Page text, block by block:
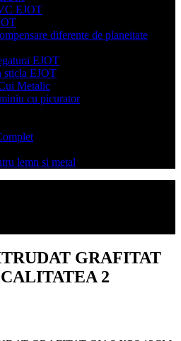
EJOT
diferente de planeitate
EJOT
sticla EJOT
Metalic
cu picurator
lemn si metal
GRAFITAT
2